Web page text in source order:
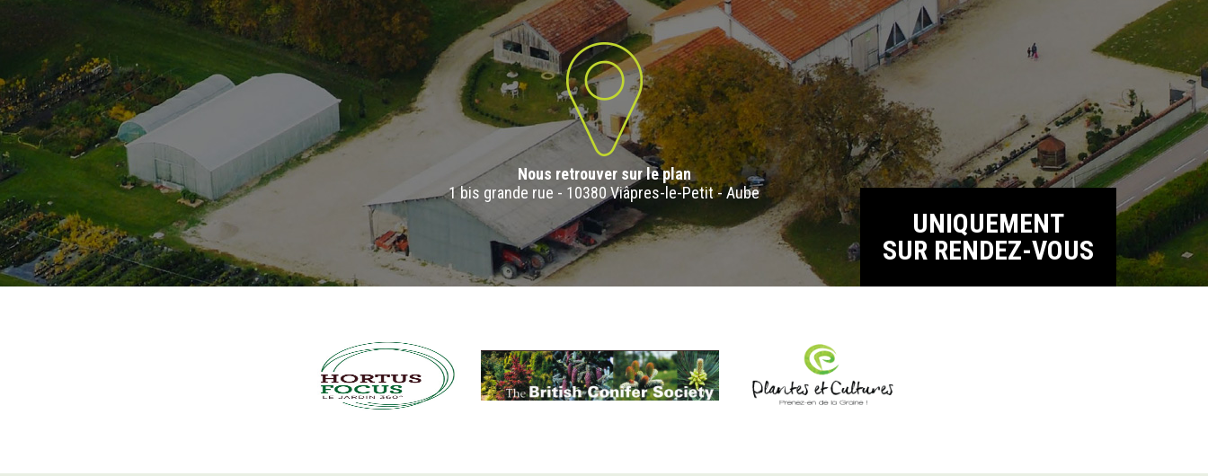
Nous retrouver sur le plan
1 bis grande rue - 10380 Viâpres-le-Petit - Aube
UNIQUEMENT
SUR RENDEZ-VOUS